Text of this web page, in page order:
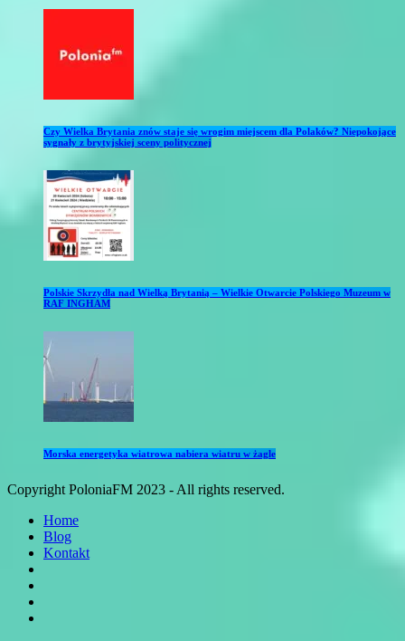
Czy Wielka Brytania znów staje się wrogim miejscem dla Polaków? Niepokojące
sygnały z brytyjskiej sceny politycznej
Polskie Skrzydła nad Wielką Brytanią – Wielkie Otwarcie Polskiego Muzeum w
RAF INGHAM
Morska energetyka wiatrowa nabiera wiatru w żagle
Copyright PoloniaFM 2023 - All rights reserved.
Home
Blog
Kontakt